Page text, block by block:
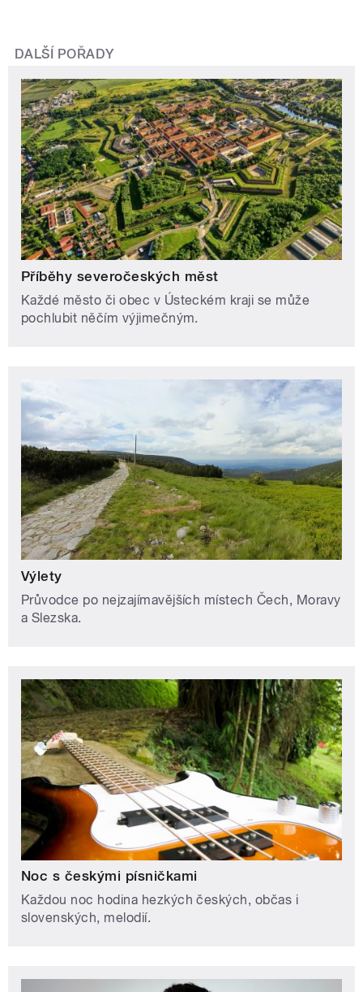
DALŠÍ POŘADY
Příběhy severočeských měst
Každé město či obec v Ústeckém kraji se může
pochlubit něčím výjimečným.
Výlety
Průvodce po nejzajímavějších místech Čech, Moravy
a Slezska.
Noc s českými písničkami
Každou noc hodina hezkých českých, občas i
slovenských, melodií.